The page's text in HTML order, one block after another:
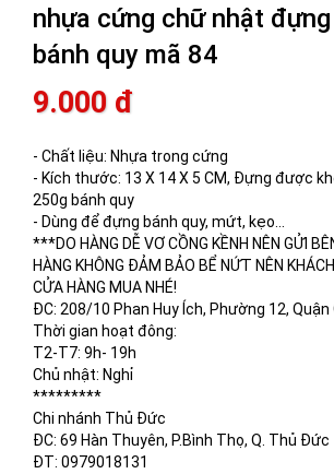
nhựa cứng chữ nhật
bánh quy mã 84
9.000 đ
- Chất liệu: Nhựa trong cứng
- Kích thước: 13 X 14 X 5 CM, Đựng được
250g bánh quy
- Dùng để đựng bánh quy, mứt, kẹo...
***DO HÀNG DỄ VƠ CỒNG KỀNH NÊN GỬI
HÀNG KHÔNG ĐẢM BẢO BỂ NỨT NÊN
CỬA HÀNG MUA NHÉ!
ĐC: 208/10 Phan Huy Ích, Phường 12, Quận
Thời gian hoạt đông:
T2-T7: 9h- 19h
Chủ nhật: Nghỉ
*********
Chi nhánh Thủ Đức
ĐC: 69 Hàn Thuyên, P.Bình Thọ, Q. Thủ Đức
ĐT: 0979018131